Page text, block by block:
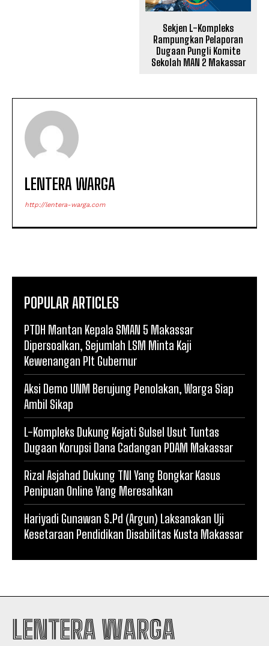
Sekjen L-Kompleks
Rampungkan Pelaporan
Dugaan Pungli Komite
Sekolah MAN 2 Makassar
LENTERA WARGA
http://lentera-warga.com
POPULAR ARTICLES
PTDH Mantan Kepala SMAN 5 Makassar
Dipersoalkan, Sejumlah LSM Minta Kaji
Kewenangan Plt Gubernur
Aksi Demo UNM Berujung Penolakan, Warga Siap
Ambil Sikap
L-Kompleks Dukung Kejati Sulsel Usut Tuntas
Dugaan Korupsi Dana Cadangan PDAM Makassar
Rizal Asjahad Dukung TNI Yang Bongkar Kasus
Penipuan Online Yang Meresahkan
Hariyadi Gunawan S.Pd (Argun) Laksanakan Uji
Kesetaraan Pendidikan Disabilitas Kusta Makassar
LENTERA WARGA